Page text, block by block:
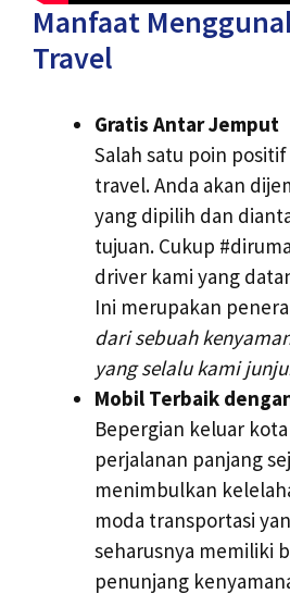
Manfaat
Travel
Gratis Antar Jemput
Salah satu poin
travel. Anda akan
yang dipilih dan
tujuan. Cukup
driver kami yang
Ini merupakan
dari sebuah
yang selalu kami
Mobil Terbaik
Bepergian keluar
perjalanan panjang
menimbulkan
moda transportasi
seharusnya memiliki
penunjang